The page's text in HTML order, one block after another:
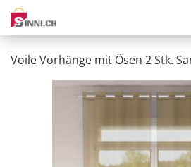
Voile Vorhänge mit Ösen 2 Stk.